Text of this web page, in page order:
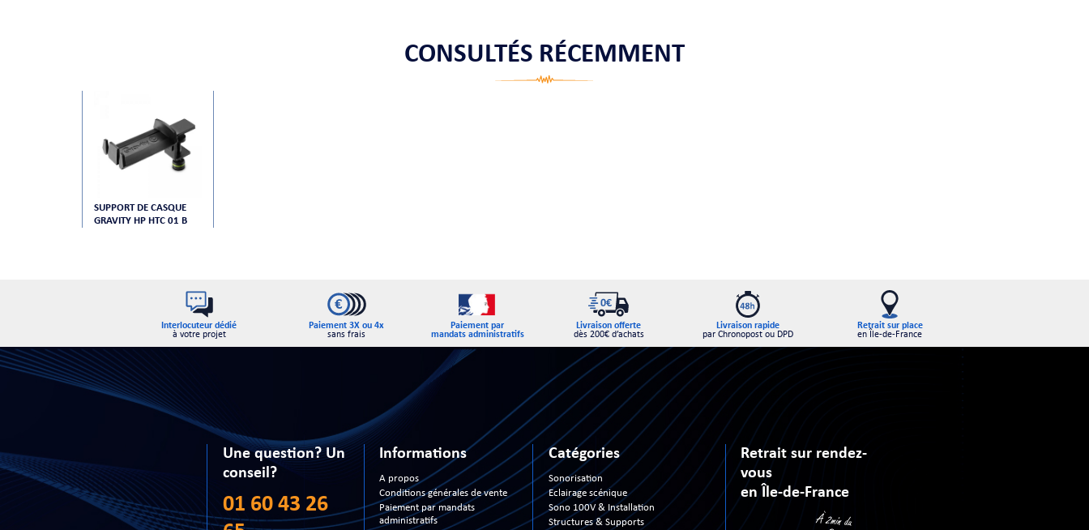
CONSULTÉS RÉCEMMENT
SUPPORT DE CASQUE
GRAVITY HP HTC 01 B
Interlocuteur dédié
à votre projet
Paiement 3X ou 4x
sans frais
Paiement par
mandats administratifs
Livraison offerte
dès 200€ d’achats
Livraison rapide
par Chronopost ou DPD
Retrait sur place
en Île-de-France
Une question? Un
conseil?
01 60 43 26
Informations
A propos
Conditions générales de vente
Paiement par mandats
administratifs
Catégories
Sonorisation
Eclairage scénique
Sono 100V & Installation
Structures & Supports
Retrait sur rendez-
vous
en Île-de-France